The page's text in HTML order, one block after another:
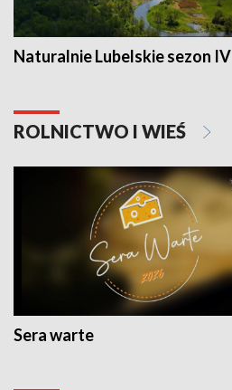
Naturalnie Lubelskie sezon IV
ROLNICTWO I WIEŚ
Sera warte